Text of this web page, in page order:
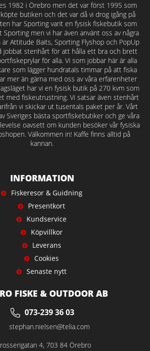
1982 i Örebro men det var först 1995 som
butiken och det var då vi drog igång på
har Sporting varit en fysisk fiskebutik som
men vi har även använt oss av några
Attitude Baits, Sporting Flyshop och PopUp
jobbat stenhårt för att hålla ett bra och brett
för alla. Vi som jobbar här är alla
som lägger hundratals timmar på att fiska
mer än gärna med oss av våra erfarenheter
har vi en fysisk butik på 270 kvm som
med fiskeutrustning. Vi satsar även stenhårt
vi skickar ut tusentals paket per år. Vårt
Sveriges bästa sportfiskebutiker och ge våra
oavsett om kunden besöker vår fysiska
Välkommen in! Kaffe finns alltid på
kannan.
INFORMATION
Fiskeresor & Guidning
Presentkort
Kundservice
Köpvillkor
Leverans
Cookies
Senaste nytt
FISKE & OUTDOOR AB
073-239 36 03
stephan.nielsen@telia.com
4, 703 84 Örebro